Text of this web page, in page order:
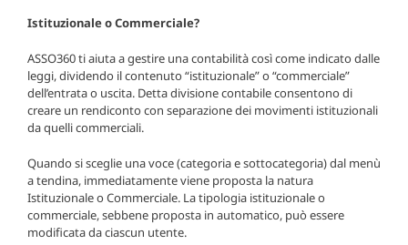
Istituzionale o Commerciale?
ASSO360 ti aiuta a gestire una contabilità così come indicato dalle
leggi, dividendo il contenuto “istituzionale” o “commerciale”
dell’entrata o uscita. Detta divisione contabile consentono di
creare un rendiconto con separazione dei movimenti istituzionali
da quelli commerciali.
Quando si sceglie una voce (categoria e sottocategoria) dal menù
a tendina, immediatamente viene proposta la natura
Istituzionale o Commerciale. La tipologia istituzionale o
commerciale, sebbene proposta in automatico, può essere
modificata da ciascun utente.